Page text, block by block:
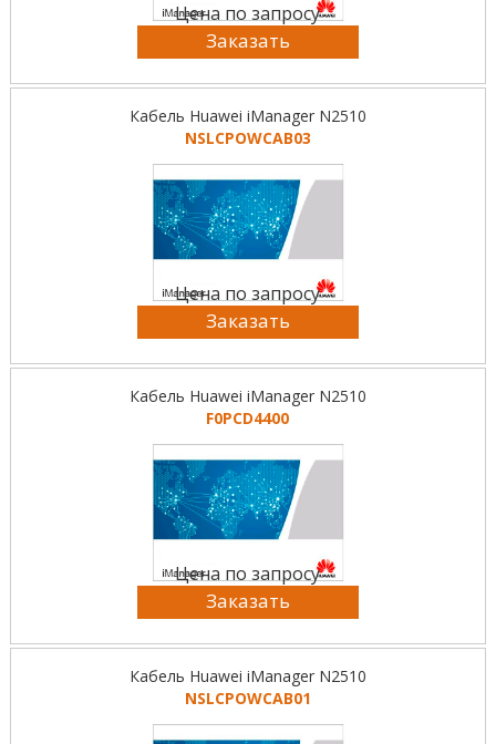
Цена по запросу
Заказать
Кабель Huawei iManager N2510
NSLCPOWCAB03
Цена по запросу
Заказать
Кабель Huawei iManager N2510
F0PCD4400
Цена по запросу
Заказать
Кабель Huawei iManager N2510
NSLCPOWCAB01